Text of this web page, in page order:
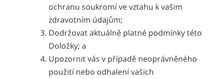
ochranu soukromí ve vztahu k vašim
zdravotním údajům;
Dodržovat aktuálně platné podmínky této
Doložky; a
Upozornit vás v případě neoprávněného
použití nebo odhalení vašich